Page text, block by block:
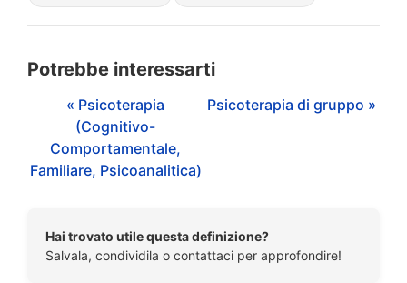
Potrebbe interessarti
« Psicoterapia
(Cognitivo-
Comportamentale,
Familiare, Psicoanalitica)
Psicoterapia di gruppo »
Hai trovato utile questa definizione?
Salvala, condividila o contattaci per approfondire!